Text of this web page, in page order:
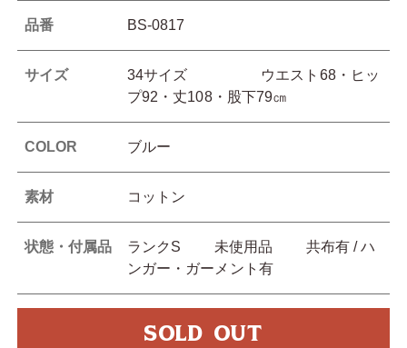
品番 BS-0817
サイズ
34サイズ ウエスト68・ヒッ
プ92・丈108・股下79㎝
COLOR ブルー
素材 コットン
状態・付属品
ランクS 未使用品 共布有 / ハ
ンガー・ガーメント有
SOLD OUT